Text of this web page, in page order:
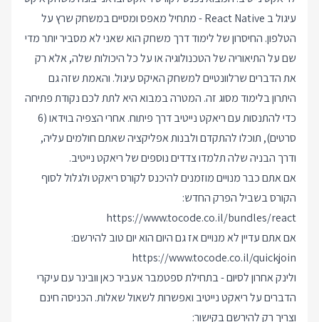
עיגול ב React Native - מתחיל מאפס ומסיים במשחק שרץ על
הטלפון. החיסרון של לימוד דרך משחק הוא שאני לא מסביר יותר מדי
שם על התיאוריה של הטכנולוגיה או על כל היכולות שלה, אלא רק
את הדברים שרלוונטיים למשחק האיקס עיגול. והאמת שזה גם
היתרון בלימוד מסוג זה. המטרה במבוא היא לתת לכם נקודת פתיחה
כדי להתנסות עם ריאקט נייטיב דרך פיתוח. אחרי הצפיה בוידאו (6
סרטים), תוכלו להתקדם ולבנות אפליקציה שאתם חולמים עליה,
ודרך הבניה שלה תלמדו צדדים נוספים של ריאקט נייטיב.
אם אתם כבר מנויים מוזמנים להיכנס לקורס ריאקט ולגלול לסוף
הקורס בשביל הפרק החדש:
https://www.tocode.co.il/bundles/react
אם אתם עדיין לא מנויים אז גם היום הוא יום טוב להירשם:
https://www.tocode.co.il/quickjoin
ולינק אחרון לסיום - בתחילת ספטמבר אעביר כאן וובינר עם עיקרי
הדברים על ריאקט נייטיב ואפשרות לשאול שאלות. הכניסה חינם
וצריך רק להירשם בקישור: